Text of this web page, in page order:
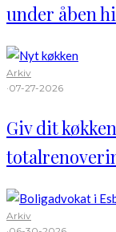
under åben
Arkiv
·07-27-2026
Giv dit
Arkiv